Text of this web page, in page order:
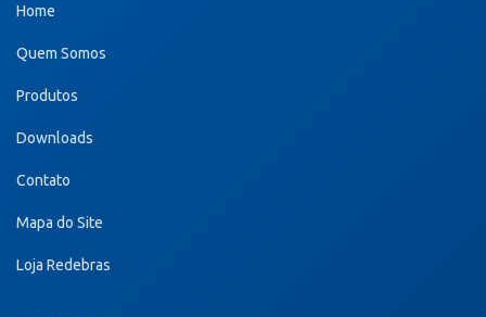
Home
Quem Somos
Produtos
Downloads
Contato
Mapa do Site
Loja Redebras